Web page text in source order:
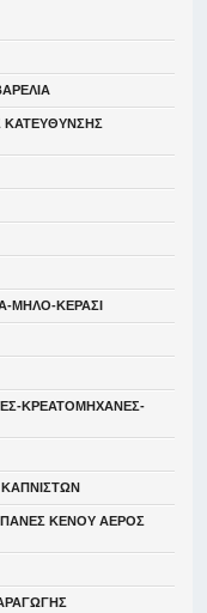
ΚΑΤΕΥΘYΝΣΗΣ
ΜΗΛΟ-ΚΕΡΑΣΙ
ΚΡΕΑΤΟΜΗΧΑΝΕΣ-
ΚΕΝΟΥ ΑΕΡΟΣ